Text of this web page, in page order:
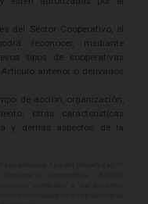
del Sector Cooperativo, el
reconocer, mediante
tipos de cooperativas
anterior o derivados
de acción, organización,
otras características
y demás aspectos de la